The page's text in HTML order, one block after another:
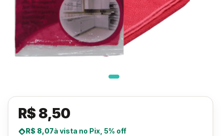
R$ 8,50
R$ 8,07à vista no Pix, 5% off